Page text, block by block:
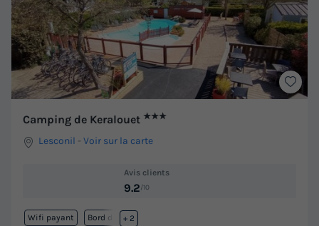
Camping de Keralouet ★★★
Lesconil -Voir sur la carte
Avis clients
9.2/10
Wifi payant Bord de mer
+ 2